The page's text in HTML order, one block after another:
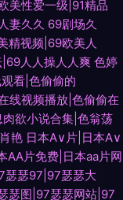
美性爱一级|91精品
妻久久 69剧场久
精视频|69欧美人
人人操人人爽 色婷
看|色偷偷的
线视频播放|色偷偷在
欲小说合集|色翁荡
艳 日本A∨片|日本A∨
AA片免费|日本aa片网
瑟瑟97|97瑟瑟大
瑟图|97瑟瑟网站|97